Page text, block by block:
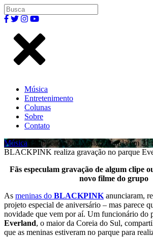
Música
Entretenimento
Colunas
Sobre
Contato
Música | Publicado por Maria Eduarda em 21
BLACKPINK realiza gravação no parque
Fãs especulam gravação de algum clipe
novo filme do grupo
As meninas do BLACKPINK anunciaram,
projeto especial de aniversário – mas parece
novidade que vem por aí. Um funcionário do
Everland, o maior da Coreia do Sul,
que as meninas estiveram no parque para